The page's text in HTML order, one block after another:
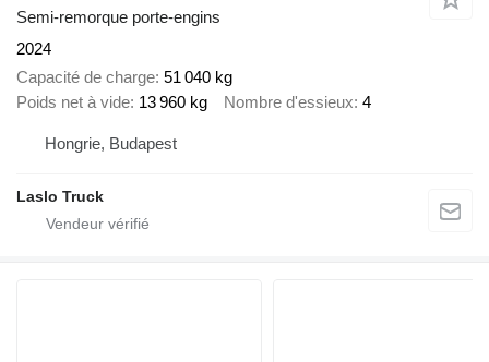
Semi-remorque porte-engins
2024
Capacité de charge 51 040 kg
Poids net à vide 13 960 kg Nombre d'essieux 4
Hongrie, Budapest
Laslo Truck